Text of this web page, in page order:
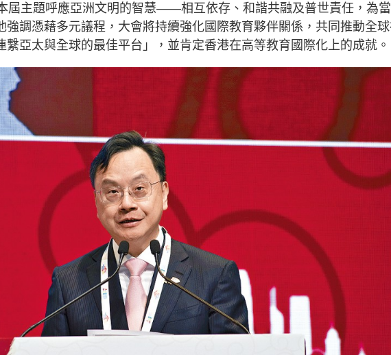
屆主題呼應亞洲文明的智慧——相互依存、和諧共融及普世責任，為
強調憑藉多元議程，大會將持續強化國際教育夥伴關係，共同推動全
亞太與全球的最佳平台」，並肯定香港在高等教育國際化上的成就。